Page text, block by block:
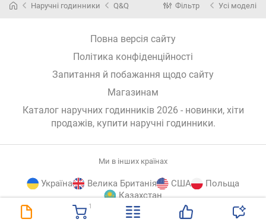
1
Наручні годинники Q&Q Фільтр Усі моделі
Повна версія сайту
Політика конфіденційності
Запитання й побажання щодо сайту
Магазинам
Каталог наручних годинників 2026 - новинки, хіти
продажів, купити наручні годинники.
Ми в інших країнах
Україна Велика Британія США
Польща
Казахстан